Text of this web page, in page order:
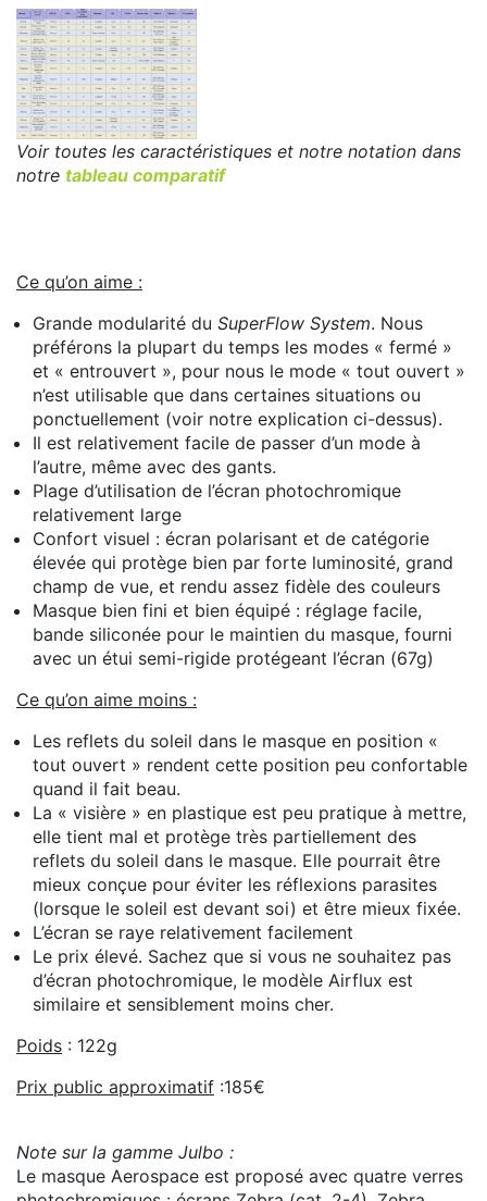
Voir toutes les caractéristiques et notre notation dans
notre tableau comparatif
Ce qu’on aime :
Grande modularité du SuperFlow System. Nous
préférons la plupart du temps les modes « fermé »
et « entrouvert », pour nous le mode « tout ouvert »
n’est utilisable que dans certaines situations ou
ponctuellement (voir notre explication ci-dessus).
Il est relativement facile de passer d’un mode à
l’autre, même avec des gants.
Plage d’utilisation de l’écran photochromique
relativement large
Confort visuel : écran polarisant et de catégorie
élevée qui protège bien par forte luminosité, grand
champ de vue, et rendu assez fidèle des couleurs
Masque bien fini et bien équipé : réglage facile,
bande siliconée pour le maintien du masque, fourni
avec un étui semi-rigide protégeant l’écran (67g)
Ce qu’on aime moins :
Les reflets du soleil dans le masque en position «
tout ouvert » rendent cette position peu confortable
quand il fait beau.
La « visière » en plastique est peu pratique à mettre,
elle tient mal et protège très partiellement des
reflets du soleil dans le masque. Elle pourrait être
mieux conçue pour éviter les réflexions parasites
(lorsque le soleil est devant soi) et être mieux fixée.
L’écran se raye relativement facilement
Le prix élevé. Sachez que si vous ne souhaitez pas
d’écran photochromique, le modèle Airflux est
similaire et sensiblement moins cher.
Poids : 122g
Prix public approximatif :185€
Note sur la gamme Julbo :
Le masque Aerospace est proposé avec quatre verres